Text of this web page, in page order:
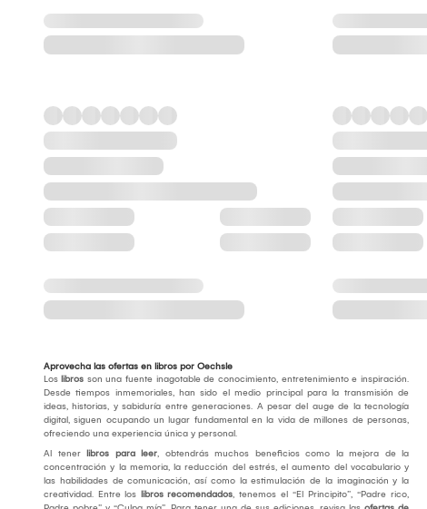
Aprovecha las ofertas en libros por Oechsle
Los libros son una fuente inagotable de conocimiento, entretenimiento e inspiración.
Desde tiempos inmemoriales, han sido el medio principal para la transmisión de
ideas, historias, y sabiduría entre generaciones. A pesar del auge de la tecnología
digital, siguen ocupando un lugar fundamental en la vida de millones de personas,
ofreciendo una experiencia única y personal.
Al tener
libros para leer, obtendrás muchos beneficios como la mejora de la
concentración y la memoria, la reducción del estrés, el aumento del vocabulario y
las habilidades de comunicación, así como la estimulación de la imaginación y la
creatividad. Entre los
libros recomendados, tenemos el “El Principito”, “Padre rico,